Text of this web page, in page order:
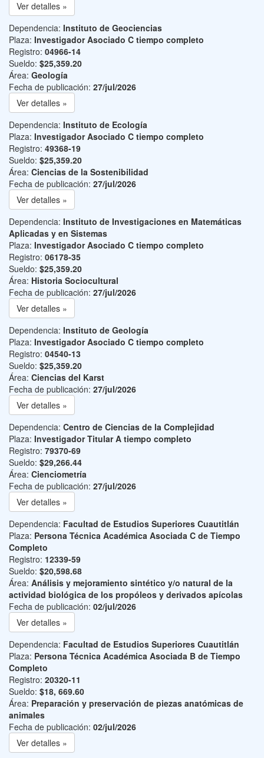
Ver detalles »
Dependencia: Instituto de Geociencias
Plaza: Investigador Asociado C tiempo completo
Registro: 04966-14
Sueldo: $25,359.20
Área: Geología
Fecha de publicación: 27/jul/2026
Ver detalles »
Dependencia: Instituto de Ecología
Plaza: Investigador Asociado C tiempo completo
Registro: 49368-19
Sueldo: $25,359.20
Área: Ciencias de la Sostenibilidad
Fecha de publicación: 27/jul/2026
Ver detalles »
Dependencia: Instituto de Investigaciones en Matemáticas
Aplicadas y en Sistemas
Plaza: Investigador Asociado C tiempo completo
Registro: 06178-35
Sueldo: $25,359.20
Área: Historia Sociocultural
Fecha de publicación: 27/jul/2026
Ver detalles »
Dependencia: Instituto de Geología
Plaza: Investigador Asociado C tiempo completo
Registro: 04540-13
Sueldo: $25,359.20
Área: Ciencias del Karst
Fecha de publicación: 27/jul/2026
Ver detalles »
Dependencia: Centro de Ciencias de la Complejidad
Plaza: Investigador Titular A tiempo completo
Registro: 79370-69
Sueldo: $29,266.44
Área: Cienciometría
Fecha de publicación: 27/jul/2026
Ver detalles »
Dependencia: Facultad de Estudios Superiores Cuautitlán
Plaza: Persona Técnica Académica Asociada C de Tiempo
Completo
Registro: 12339-59
Sueldo: $20,598.68
Área: Análisis y mejoramiento sintético y/o natural de la
actividad biológica de los propóleos y derivados apícolas
Fecha de publicación: 02/jul/2026
Ver detalles »
Dependencia: Facultad de Estudios Superiores Cuautitlán
Plaza: Persona Técnica Académica Asociada B de Tiempo
Completo
Registro: 20320-11
Sueldo: $18, 669.60
Área: Preparación y preservación de piezas anatómicas de
animales
Fecha de publicación: 02/jul/2026
Ver detalles »